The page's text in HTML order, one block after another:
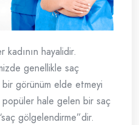
kadının hayalidir.
genellikle saç
görünüm elde etmeyi
hale gelen bir saç
gölgelendirme”dir.